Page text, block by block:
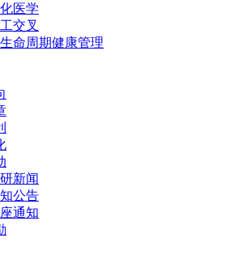
医学
交叉
命周期健康管理
新闻
公告
通知